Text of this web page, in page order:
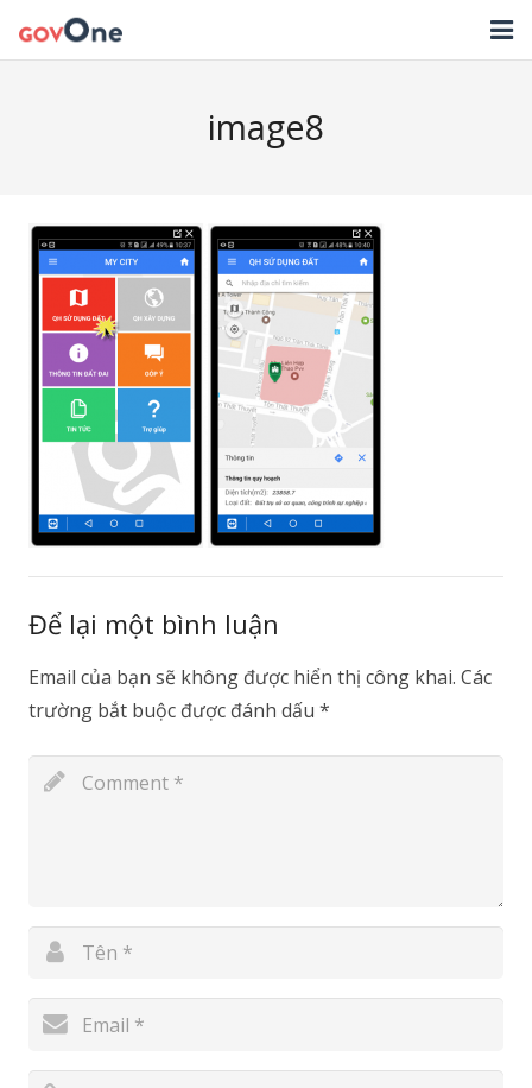
HỖ TRỢ
TẢI ỨNG DỤNG
LIÊN HỆ
NHẬT KÝ CẬP NHẬT PHẦN MỀM
image8
Để lại một bình luận
Email của bạn sẽ không được hiển thị công khai. Các
trường bắt buộc được đánh dấu *